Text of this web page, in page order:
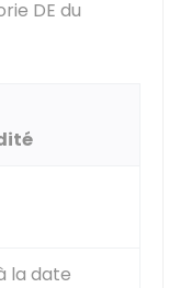
DE du
la date